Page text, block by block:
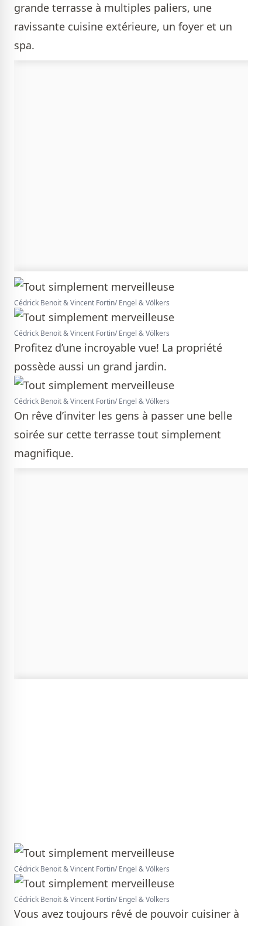
grande terrasse à multiples paliers, une
ravissante cuisine extérieure, un foyer et un
spa.
Cédrick Benoit & Vincent Fortin/ Engel & Völkers
Cédrick Benoit & Vincent Fortin/ Engel & Völkers
Profitez d’une incroyable vue! La propriété
possède aussi un grand jardin.
Cédrick Benoit & Vincent Fortin/ Engel & Völkers
On rêve d’inviter les gens à passer une belle
soirée sur cette terrasse tout simplement
magnifique.
Cédrick Benoit & Vincent Fortin/ Engel & Völkers
Cédrick Benoit & Vincent Fortin/ Engel & Völkers
Vous avez toujours rêvé de pouvoir cuisiner à